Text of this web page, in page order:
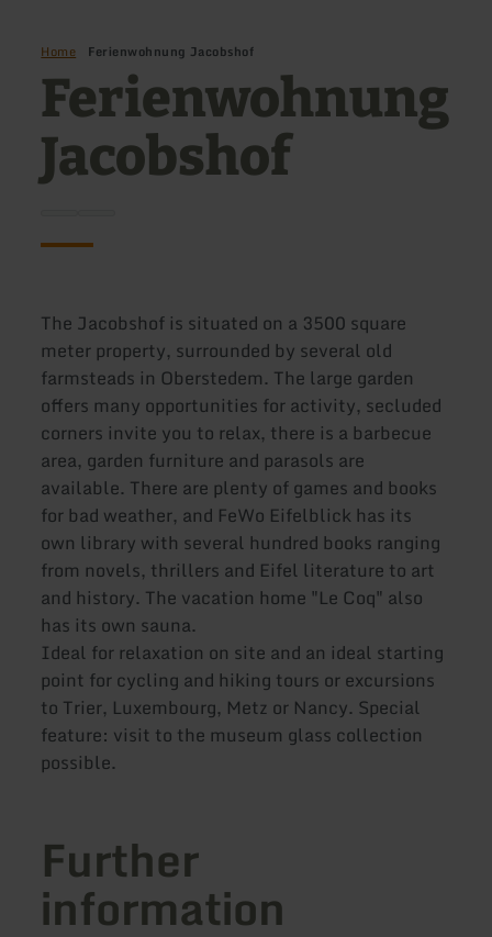
Home Ferienwohnung Jacobshof
Ferienwohnung
Jacobshof
The Jacobshof is situated on a 3500 square
meter property, surrounded by several old
farmsteads in Oberstedem. The large garden
offers many opportunities for activity, secluded
corners invite you to relax, there is a barbecue
area, garden furniture and parasols are
available. There are plenty of games and books
for bad weather, and FeWo Eifelblick has its
own library with several hundred books ranging
from novels, thrillers and Eifel literature to art
and history. The vacation home "Le Coq" also
has its own sauna.
Ideal for relaxation on site and an ideal starting
point for cycling and hiking tours or excursions
to Trier, Luxembourg, Metz or Nancy. Special
feature: visit to the museum glass collection
possible.
Further
information